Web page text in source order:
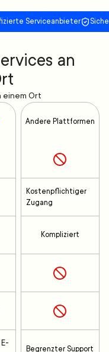
Serviceanbieter
an
einem Ort
Andere Plattformen
Kostenpflichtiger
Zugang
Kompliziert
Begrenzter Support